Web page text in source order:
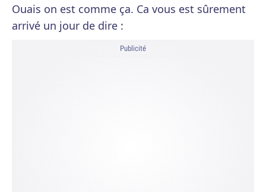
Ouais on est comme ça. Ca vous est sûrement
arrivé un jour de dire :
Publicité